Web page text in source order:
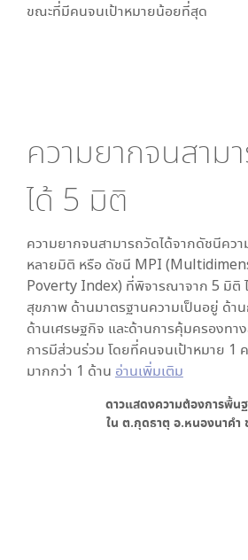
ขณะที่มีคนจนเป้าหมายน้อยที่สุด
ความยากจนสาม
ได้ 5 มิติ
ความยากจนสามารถวัดได้จากดัชนีคว
หลายมิติ หรือ ดัชนี MPI
Poverty Index) ที่พิจารณาจาก 5 มิติ
สุขภาพ ด้านมาตรฐานความเป็นอยู่ ด้า
ด้านเศรษฐกิจ และด้านการคุ้มครองทา
การมีส่วนร่วม โดยที่คนจนเป้าหมาย 1
มากกว่า 1 ด้าน อ่านเพิ่มเติม
ดาวแสดงความต้องการพื้น
ใน ต.กุดธาตุ อ.หนองนาคำ